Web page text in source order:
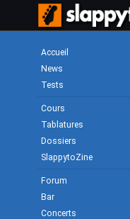
Accueil
News
Tests
Cours
Tablatures
Dossiers
SlappytoZine
Forum
Bar
Concerts